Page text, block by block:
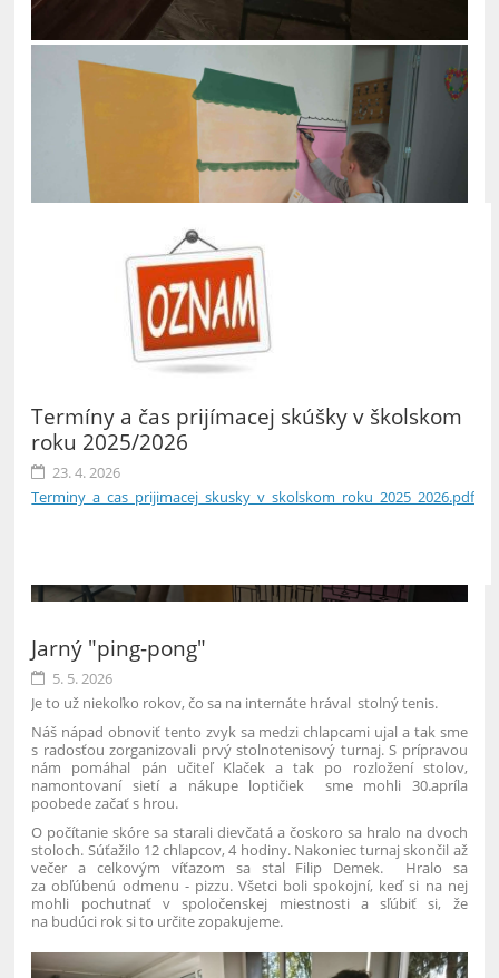
Termíny a čas prijímacej skúšky v školskom
roku 2025/2026
23. 4. 2026
Terminy_a_cas_prijimacej_skusky_v_skolskom_roku_2025_2026.pdf
Jarný "ping-pong"
5. 5. 2026
Je to už niekoľko rokov, čo sa na internáte hrával stolný tenis.
Náš nápad obnoviť tento zvyk sa medzi chlapcami ujal a tak sme
s radosťou zorganizovali prvý stolnotenisový turnaj. S prípravou
nám pomáhal pán učiteľ Klaček a tak po rozložení stolov,
namontovaní sietí a nákupe loptičiek sme mohli 30.apríla
poobede začať s hrou.
O počítanie skóre sa starali dievčatá a čoskoro sa hralo na dvoch
stoloch. Súťažilo 12 chlapcov, 4 hodiny. Nakoniec turnaj skončil až
večer a celkovým víťazom sa stal Filip Demek. Hralo sa
za obľúbenú odmenu - pizzu. Všetci boli spokojní, keď si na nej
mohli pochutnať v spoločenskej miestnosti a sľúbiť si, že
na budúci rok si to určite zopakujeme.